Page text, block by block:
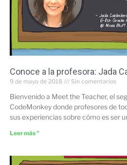
Conoce a la profesora: Jada
9 de mayo de 2018 Sin comentarios
Bienvenido a Meet the Teacher, el
CodeMonkey donde profesores de
sus experiencias sobre cómo es ser
Leer más "